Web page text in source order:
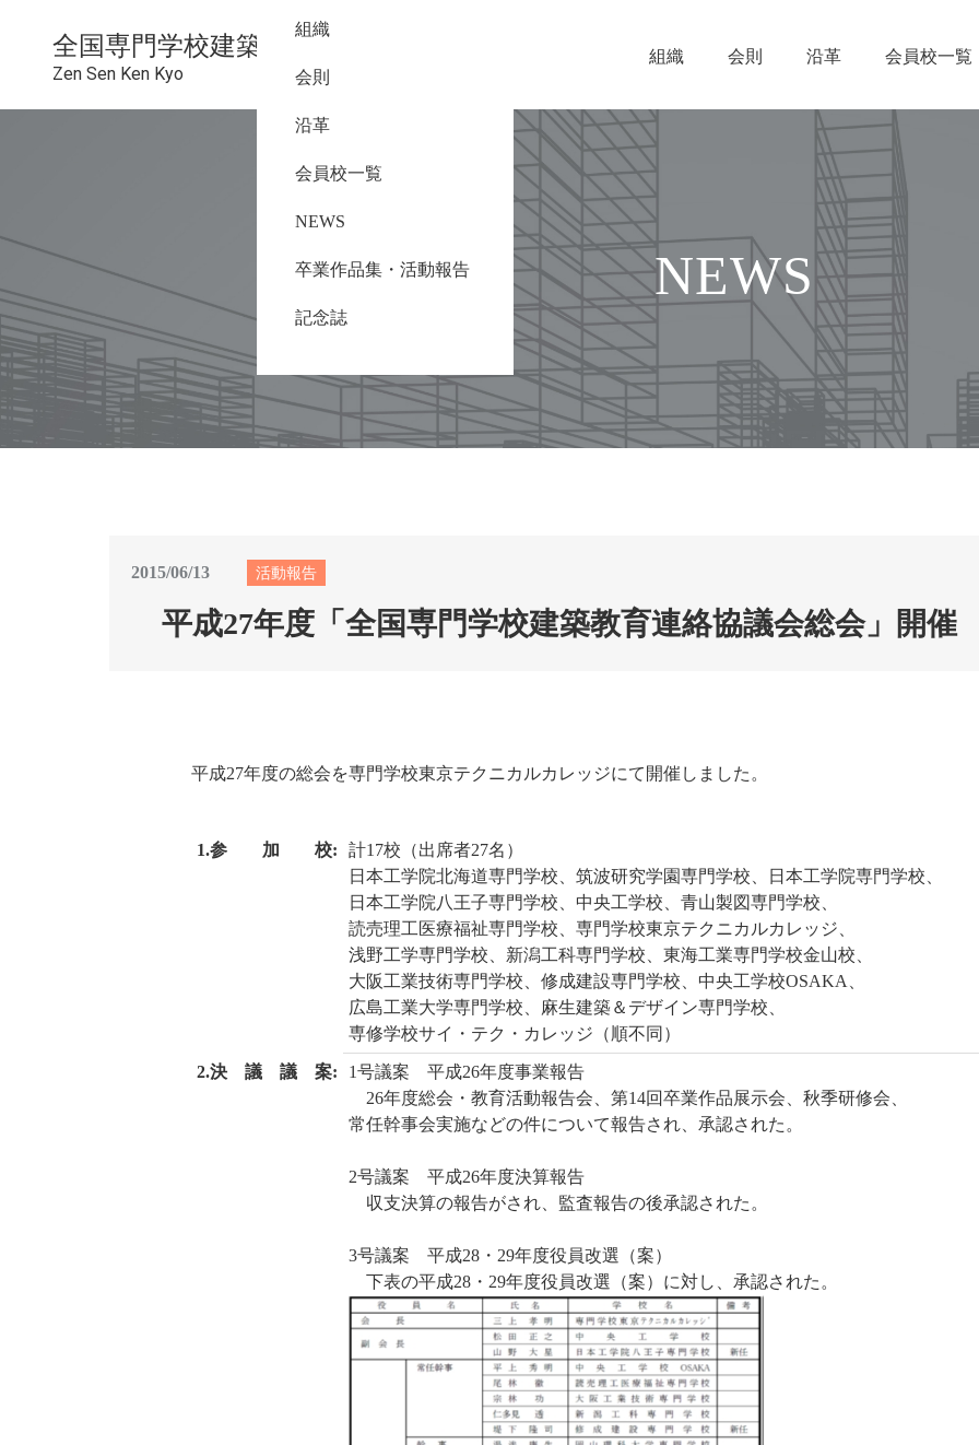
全国専門学校建築教育連絡協議会
Zen Sen Ken Kyo
組織 会則 沿革 会員校一覧
組織
会則
沿革
会員校一覧
NEWS
卒業作品集・活動報告
記念誌
NEWS
2015/06/13 活動報告
平成27年度「全国専門学校建築教育連絡協議会総会」開催
平成27年度の総会を専門学校東京テクニカルカレッジにて開催しました。
1.参 加 校:
計17校（出席者27名）
日本工学院北海道専門学校、筑波研究学園専門学校、日本工学院専門学校、
日本工学院八王子専門学校、中央工学校、青山製図専門学校、
読売理工医療福祉専門学校、専門学校東京テクニカルカレッジ、
浅野工学専門学校、新潟工科専門学校、東海工業専門学校金山校、
大阪工業技術専門学校、修成建設専門学校、中央工学校OSAKA、
広島工業大学専門学校、麻生建築＆デザイン専門学校、
専修学校サイ・テク・カレッジ（順不同）
2.決 議 議 案:
1号議案 平成26年度事業報告
26年度総会・教育活動報告会、第14回卒業作品展示会、秋季研修会、
常任幹事会実施などの件について報告され、承認された。
2号議案 平成26年度決算報告
収支決算の報告がされ、監査報告の後承認された。
3号議案 平成28・29年度役員改選（案）
下表の平成28・29年度役員改選（案）に対し、承認された。